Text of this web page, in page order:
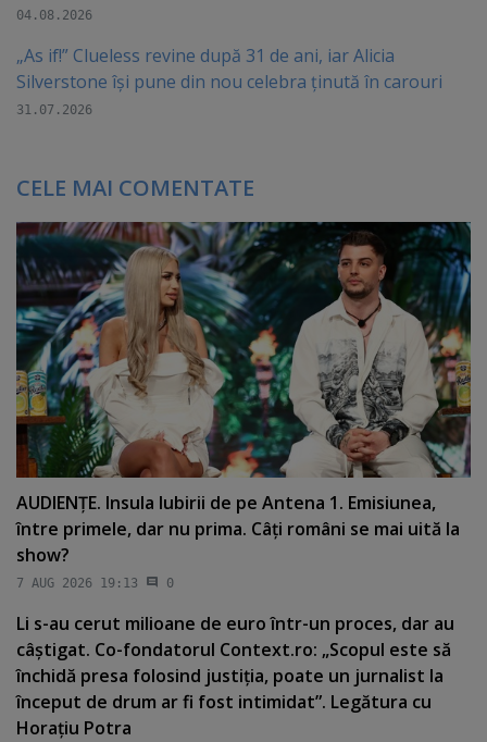
04.08.2026
„As if!” Clueless revine după 31 de ani, iar Alicia
Silverstone își pune din nou celebra ținută în carouri
31.07.2026
CELE MAI COMENTATE
AUDIENŢE. Insula Iubirii de pe Antena 1. Emisiunea,
între primele, dar nu prima. Câţi români se mai uită la
show?
7 AUG 2026 19:13 0
Li s-au cerut milioane de euro într-un proces, dar au
câştigat. Co-fondatorul Context.ro: „Scopul este să
închidă presa folosind justiţia, poate un jurnalist la
început de drum ar fi fost intimidat”. Legătura cu
Horaţiu Potra